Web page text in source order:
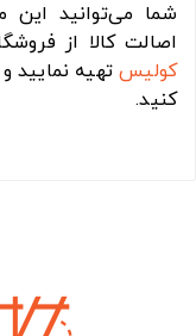
شما می‌توانید
اصالت کالا از
کولیستهیه نمایید
کنید.